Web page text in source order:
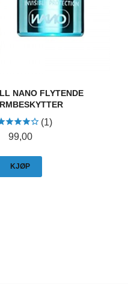
NANO FLYTENDE
(1)
Pris
99,00
KJØP